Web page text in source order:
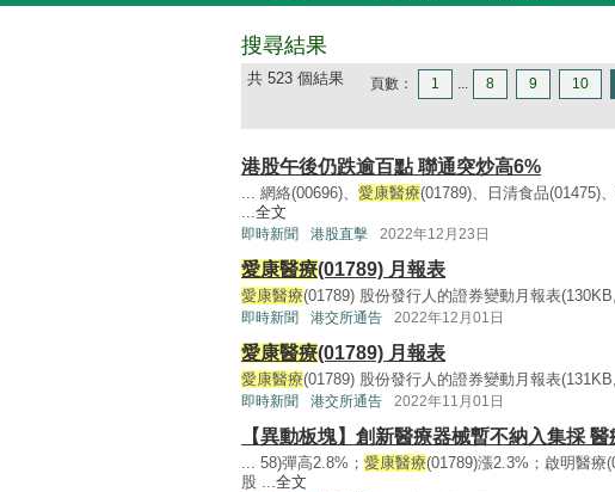
搜尋結果
共 523 個結果 頁數： 1 ... 8 9 10
港股午後仍跌逾百點 聯通突炒高6%
... 網絡(00696)、 愛康醫療(01789)、日清食品(01475)
...全文
即時新聞 港股直擊 2022年12月23日
愛康醫療(01789) 月報表
愛康醫療(01789) 股份發行人的證券變動月報表
即時新聞 港交所通告 2022年12月01日
愛康醫療(01789) 月報表
愛康醫療(01789) 股份發行人的證券變動月報表
即時新聞 港交所通告 2022年11月01日
【異動板塊】創新醫療器械暫不納入集採
... 58)彈高2.8%； 愛康醫療(01789)漲2.3%；啟明醫療
股 ...全文